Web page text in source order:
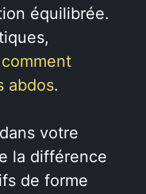
équilibrée.
comment
abdos.
votre
la différence
de forme